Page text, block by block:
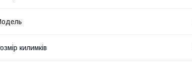
килимків